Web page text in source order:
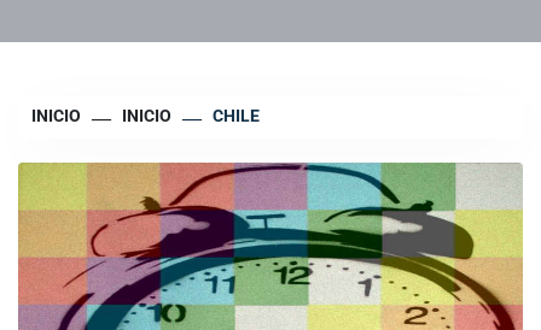
INICIO INICIO CHILE